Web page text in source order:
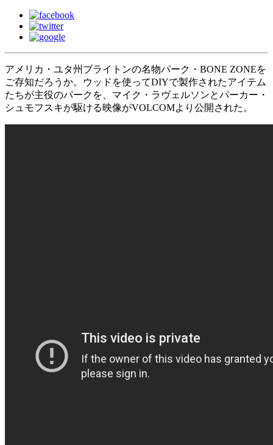
アメリカ・ユタ州ブライトンの名物パーク・BONE ZONEを
ご存知だろうか。ウッドを使ってDIYで製作されたアイテム
たちが主役のパークを、マイク・ラヴェルソンとパーカー・
シュモフスキが駆ける映像がVOLCOMより公開された。